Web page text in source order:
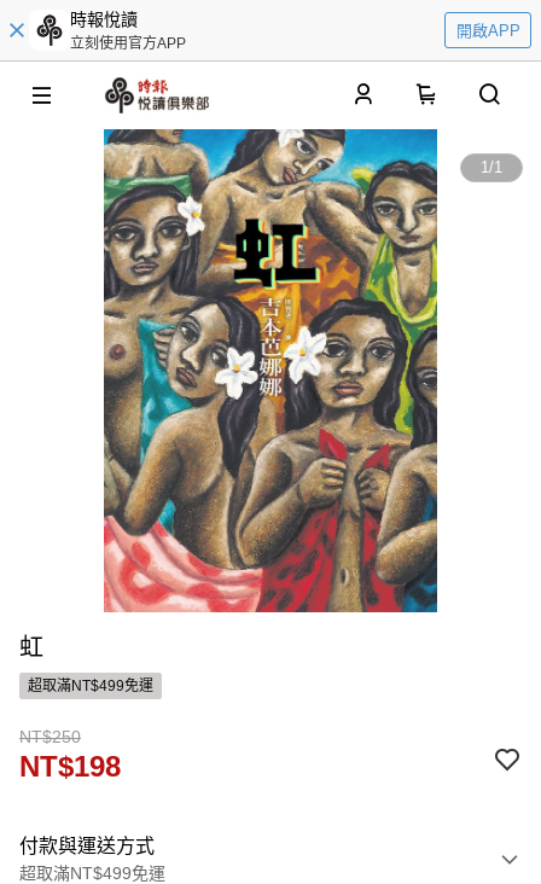
時報悅讀
立刻使用官方APP
開啟APP
1/1
虹
超取滿NT$499免運
NT$250
NT$198
付款與運送方式
超取滿NT$499免運